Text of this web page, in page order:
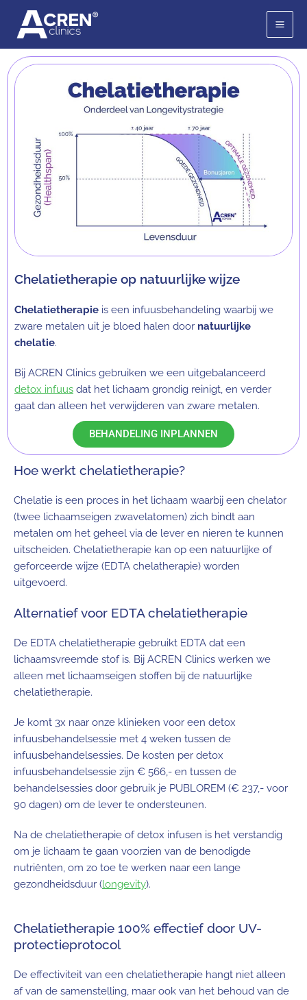
inhoud
Chelatietherapie op natuurlijke wijze
Chelatietherapie is een infuusbehandeling waarbij we
zware metalen uit je bloed halen door natuurlijke
chelatie.
Bij ACREN Clinics gebruiken we een uitgebalanceerd
detox infuus dat het lichaam grondig reinigt, en verder
gaat dan alleen het verwijderen van zware metalen.
BEHANDELING INPLANNEN
Hoe werkt chelatietherapie?
Chelatie is een proces in het lichaam waarbij een chelator
(twee lichaamseigen zwavelatomen) zich bindt aan
metalen om het geheel via de lever en nieren te kunnen
uitscheiden. Chelatietherapie kan op een natuurlijke of
geforceerde wijze (EDTA chelatherapie) worden
uitgevoerd.
Alternatief voor EDTA chelatietherapie
De EDTA chelatietherapie gebruikt EDTA dat een
lichaamsvreemde stof is. Bij ACREN Clinics werken we
alleen met lichaamseigen stoffen bij de natuurlijke
chelatietherapie.
Je komt 3x naar onze klinieken voor een detox
infuusbehandelsessie met 4 weken tussen de
infuusbehandelsessies. De kosten per detox
infuusbehandelsessie zijn € 566,- en tussen de
behandelsessies door gebruik je PUBLOREM (€ 237,- voor
90 dagen) om de lever te ondersteunen.
Na de chelatietherapie of detox infusen is het verstandig
om je lichaam te gaan voorzien van de benodigde
nutriënten, om zo toe te werken naar een lange
gezondheidsduur (longevity).
Chelatietherapie 100% effectief door UV-
protectieprotocol
De effectiviteit van een chelatietherapie hangt niet alleen
af van de samenstelling, maar ook van het behoud van de